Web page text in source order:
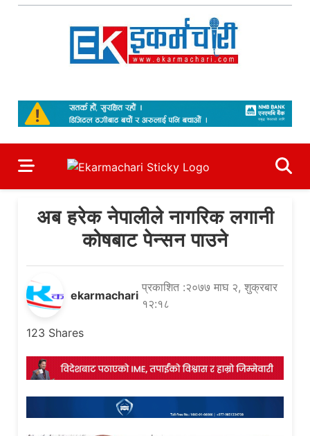
Skip
अब हरेक नेपालीले नागरिक लगानी
कोषबाट पेन्सन पाउने
ekarmachari
प्रकाशित :२०७७ माघ २, शुक्रबार
१२:१८
123 Shares